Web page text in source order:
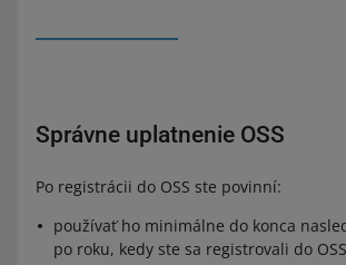
Správne uplatnenie OSS
Po registrácii do OSS ste povinní:
používať ho minimálne do konca
po roku, kedy ste sa registrovali do OSS